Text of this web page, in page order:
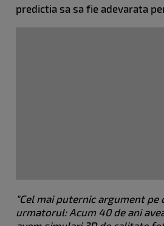
predictia sa sa fie adevarata
"Cel mai puternic argument
urmatorul: Acum 40 de ani